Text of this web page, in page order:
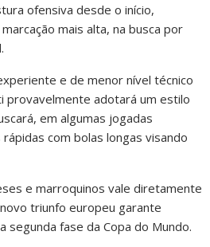
ofensiva desde o início,
mais alta, na busca por
e de menor nível técnico
provavelmente adotará um estilo
em algumas jogadas
com bolas longas visando
e marroquinos vale diretamente
triunfo europeu garante
segunda fase da Copa do Mundo.